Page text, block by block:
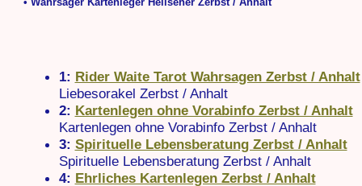
1: Rider Waite Tarot Wahrsagen Zerbst / Anhalt
Liebesorakel Zerbst / Anhalt
2: Kartenlegen ohne Vorabinfo Zerbst / Anhalt
Kartenlegen ohne Vorabinfo Zerbst / Anhalt
3: Spirituelle Lebensberatung Zerbst / Anhalt
Spirituelle Lebensberatung Zerbst / Anhalt
4: Ehrliches Kartenlegen Zerbst / Anhalt